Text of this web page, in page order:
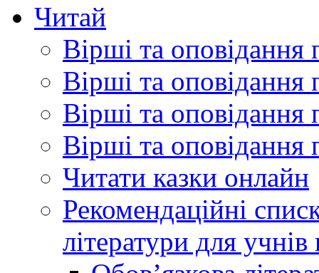
Читай
Вірші та оповідання
Вірші та оповідання
Вірші та оповідання
Вірші та оповідання
Читати казки онлайн
Рекомендаційні
літератури для